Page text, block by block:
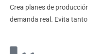
Crea planes de
demanda real. Evita